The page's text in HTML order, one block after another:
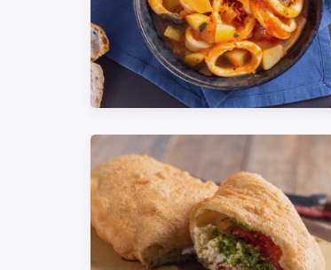
Accompagnement
Pizzas et focaccia
Gateaux et patisserie
Dernieres recettes
IT Website